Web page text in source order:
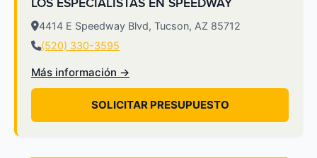
LOS ESPECIALISTAS EN SPEEDWAY
4414 E Speedway Blvd, Tucson, AZ 85712
(520) 330-3595
Más información →
SOLICITAR PRESUPUESTO